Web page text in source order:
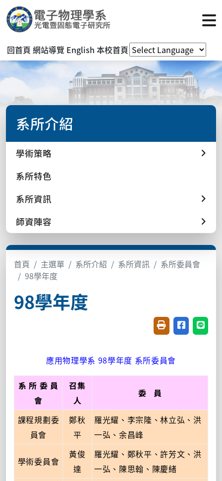
回首頁 網站導覽 English 本校首頁
系所介紹
學術策略
系所特色
系所資訊
師資陣容
首頁 主選單 系所介紹 系所資訊
系所委員會
98學年度
98學年度
友善列印(開新視
分享至臉書
分享
應用物理學系 98學年度 系所委員會
系 所 委 員
會
召集
人
委 員
課程規劃委
員會
鄭秋
平
羅光耀、李宗隆、林立弘、洪
一弘、余昌峰
學術委員會
黃俊
達
羅光耀、鄭秋平、許芳文、洪
一弘、陳思翰、陳慶緒